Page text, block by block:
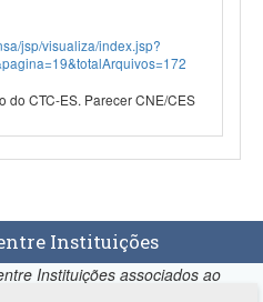
jsp/visualiza/index.jsp?
do CTC-ES. Parecer CNE/CES
Instituições
Instituições associados ao